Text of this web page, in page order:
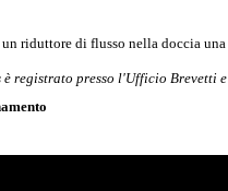
riduttore di flusso nella doccia
è registrato presso l'Ufficio Brevetti